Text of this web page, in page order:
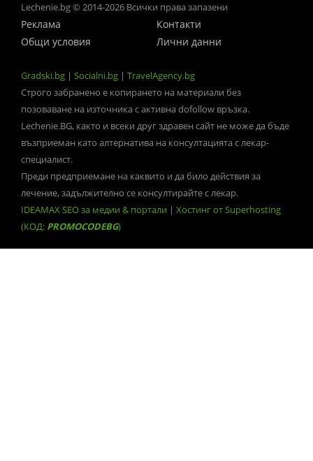
Lechenie.bg © 2014-2026 Всички права запазени
Реклама
Контакти
Общи условия
Лични данни
Gradski.bg | Socialni.bg | TravelAgency.bg
Строго забранено е копирането на материали без
позоваване на източника с активна dofollow връзка.
Lechenie.BG, както и всеки друг здравен сайт не може да бъде
възприеман като алтернатива на консултацията с лекар-
специалист.
Преди предприемане на каквито и да било действия за
лечение, задължително се консултирайте с лекар.
IDEAMAX SEO за медии & портали | Хостинг от Superhosting
(КОД: PROMOCODEBG)